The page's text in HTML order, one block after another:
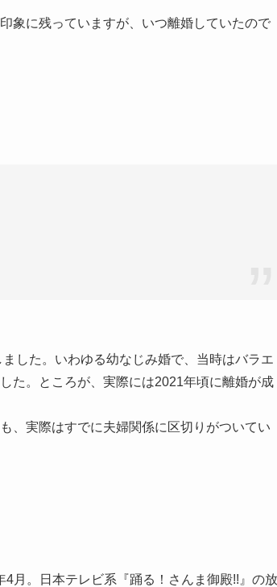
象に残っていますが、いつ離婚していたので
した。いわゆる幼なじみ婚で、当時はバラエ
た。ところが、実際には2021年頃に離婚が成
、実際はすでに夫婦関係に区切りがついてい
月。日本テレビ系『踊る！さんま御殿!!』の放